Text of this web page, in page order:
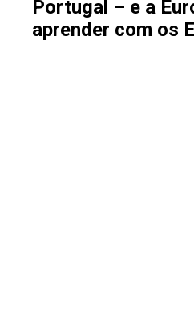
Portugal – e a
aprender com os